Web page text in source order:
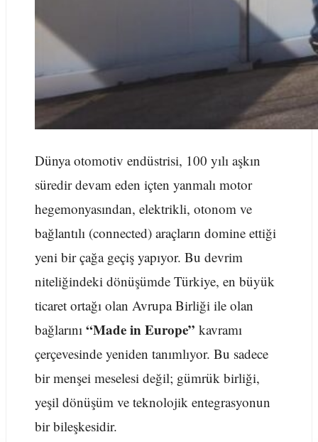
Dünya otomotiv endüstrisi, 100 yılı aşkın
süredir devam eden içten yanmalı motor
hegemonyasından, elektrikli, otonom ve
bağlantılı (connected) araçların domine ettiği
yeni bir çağa geçiş yapıyor. Bu devrim
niteliğindeki dönüşümde Türkiye, en büyük
ticaret ortağı olan Avrupa Birliği ile olan
bağlarını “Made in Europe” kavramı
çerçevesinde yeniden tanımlıyor. Bu sadece
bir menşei meselesi değil; gümrük birliği,
yeşil dönüşüm ve teknolojik entegrasyonun
bir bileşkesidir.